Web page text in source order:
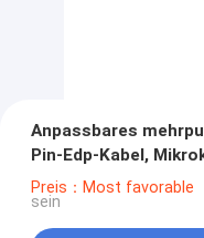
Anpassbares
Pin-Edp-Kabel,
2047 20347
Preis：Most favorable
sein